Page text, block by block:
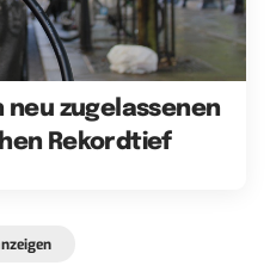
neu zugelassenen
Rekordtief